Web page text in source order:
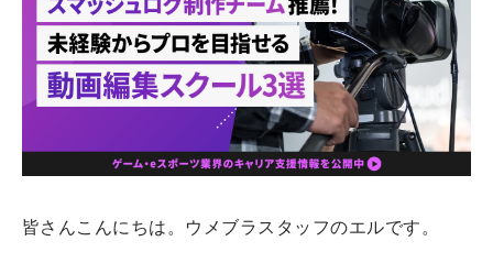
皆さんこんにちは。ウメブラスタッフのエルです。